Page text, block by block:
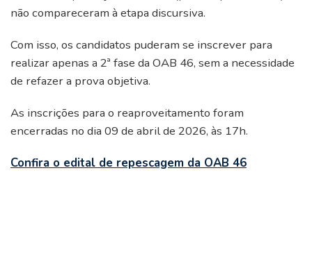
não compareceram à etapa discursiva.
Com isso, os candidatos puderam se inscrever para
realizar apenas a 2ª fase da OAB 46, sem a necessidade
de refazer a prova objetiva.
As inscrições para o reaproveitamento foram
encerradas no dia 09 de abril de 2026, às 17h.
Confira o edital de repescagem da OAB 46